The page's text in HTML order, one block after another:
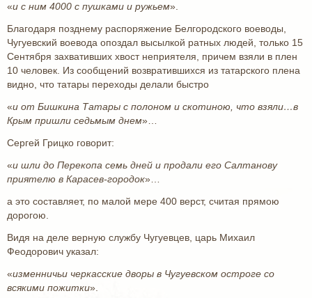
«и с ним 4000 с пушками и ружьем».
Благодаря позднему распоряжение Белгородского воеводы,
Чугуевский воевода опоздал высылкой ратных людей, только 15
Сентября захвативших хвост неприятеля, причем взяли в плен
10 человек. Из сообщений возвратившихся из татарского плена
видно, что татары переходы делали быстро
«и от Бишкина Татары с полоном и скотиною, что взяли…в
Крым пришли седьмым днем»…
Сергей Грицко говорит:
«и шли до Перекопа семь дней и продали его Салтанову
приятелю в Карасев-городок»…
а это составляет, по малой мере 400 верст, считая прямою
дорогою.
Видя на деле верную службу Чугуевцев, царь Михаил
Феодорович указал:
«изменничьи черкасские дворы в Чугуевском остроге со
всякими пожитки».